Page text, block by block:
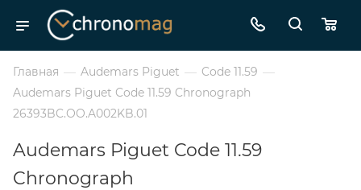
Главная — Audemars Piguet — Code 11.59 —
Audemars Piguet Code 11.59 Chronograph
26393BC.OO.A002KB.01
Audemars Piguet Code 11.59
Chronograph